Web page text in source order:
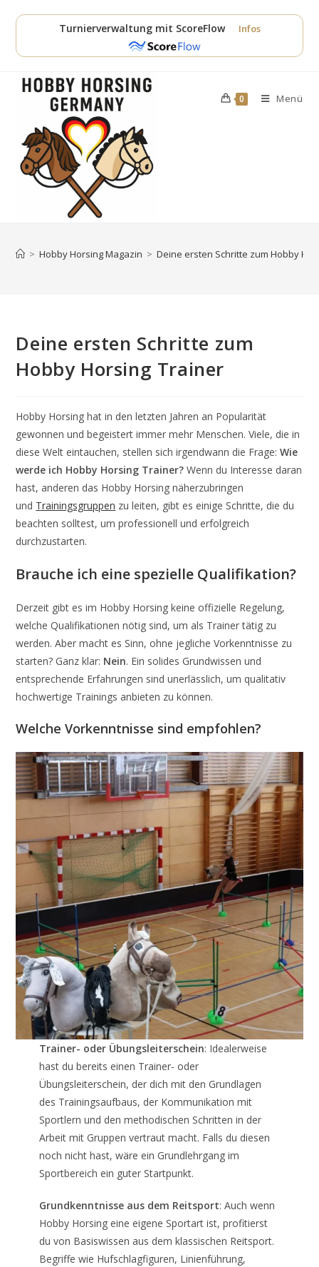
Inhalt
Turnierverwaltung mit ScoreFlow Infos
0 Menü
> Hobby Horsing Magazin > Deine ersten Schritte zum Hobby
Deine ersten Schritte zum
Hobby Horsing Trainer
Hobby Horsing hat in den letzten Jahren an Popularität
gewonnen und begeistert immer mehr Menschen. Viele, die in
diese Welt eintauchen, stellen sich irgendwann die Frage:Wie
werde ich Hobby Horsing Trainer? Wenn du Interesse daran
hast, anderen das Hobby Horsing näherzubringen
und Trainingsgruppen zu leiten, gibt es einige Schritte, die du
beachten solltest, um professionell und erfolgreich
durchzustarten.
Brauche ich eine spezielle Qualifikation?
Derzeit gibt es im Hobby Horsing keine offizielle Regelung,
welche Qualifikationen nötig sind, um als Trainer tätig zu
werden. Aber macht es Sinn, ohne jegliche Vorkenntnisse zu
starten? Ganz klar: Nein. Ein solides Grundwissen und
entsprechende Erfahrungen sind unerlässlich, um qualitativ
hochwertige Trainings anbieten zu können.
Welche Vorkenntnisse sind empfohlen?
Trainer- oder Übungsleiterschein: Idealerweise
hast du bereits einen Trainer- oder
Übungsleiterschein, der dich mit den Grundlagen
des Trainingsaufbaus, der Kommunikation mit
Sportlern und den methodischen Schritten in der
Arbeit mit Gruppen vertraut macht. Falls du diesen
noch nicht hast, wäre ein Grundlehrgang im
Sportbereich ein guter Startpunkt.
Grundkenntnisse aus dem Reitsport: Auch wenn
Hobby Horsing eine eigene Sportart ist, profitierst
du von Basiswissen aus dem klassischen Reitsport.
Begriffe wie Hufschlagfiguren, Linienführung,